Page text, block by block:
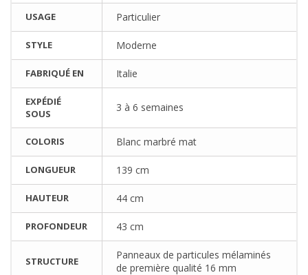
USAGE Particulier
STYLE Moderne
FABRIQUÉ EN Italie
EXPÉDIÉ
SOUS
3 à 6 semaines
COLORIS Blanc marbré mat
LONGUEUR 139 cm
HAUTEUR 44 cm
PROFONDEUR 43 cm
STRUCTURE
Panneaux de particules mélaminés
de première qualité 16 mm